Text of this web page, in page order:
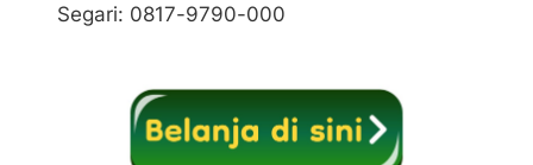
Segari: 0817-9790-000